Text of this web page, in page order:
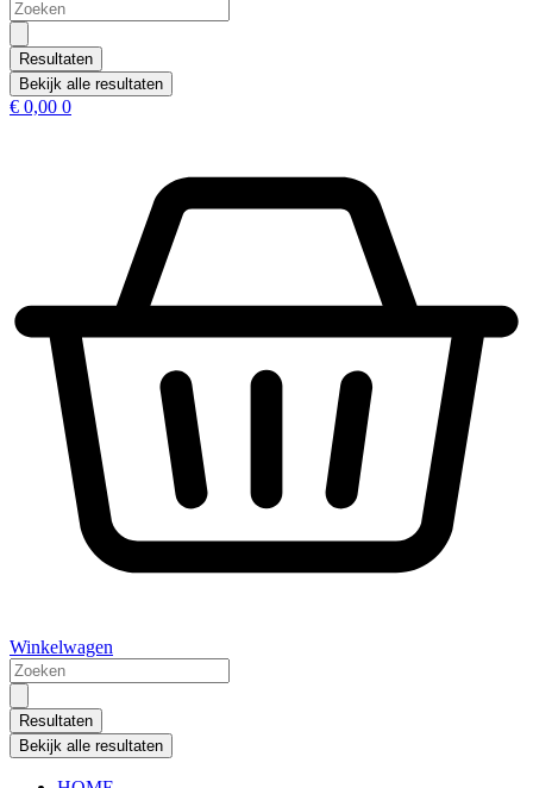
Search
...
Resultaten
Bekijk alle resultaten
€ 0,00 0
Winkelwagen
Search
...
Resultaten
Bekijk alle resultaten